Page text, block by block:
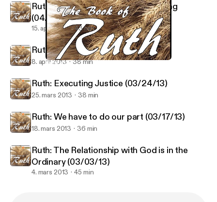
Ruth: Go for it! (04/07/13)
Ruth: An Honorable and Proper Thing
(04/14/13)
15. april 2013 43 min
Ruth: Go for it! (04/07/13)
8. april 2013 38 min
Ruth: Executing Justice (03/24/13)
25. mars 2013 38 min
Ruth: We have to do our part (03/17/13)
18. mars 2013 36 min
Ruth: The Relationship with God is in the
Ordinary (03/03/13)
4. mars 2013 45 min